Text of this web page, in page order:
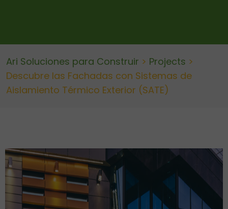
Ari Soluciones para Construir > Projects >
Descubre las Fachadas con Sistemas de
Aislamiento Térmico Exterior (SATE)